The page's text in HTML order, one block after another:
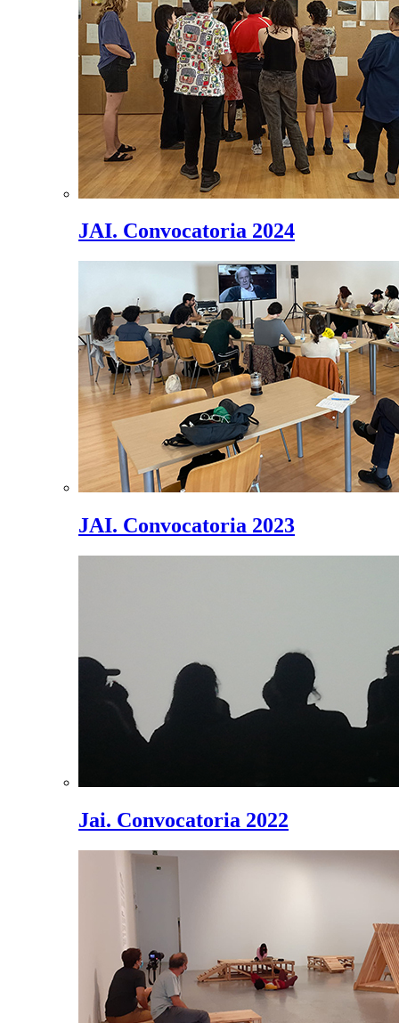
JAI. Convocatoria 2024
JAI. Convocatoria 2023
Jai. Convocatoria 2022